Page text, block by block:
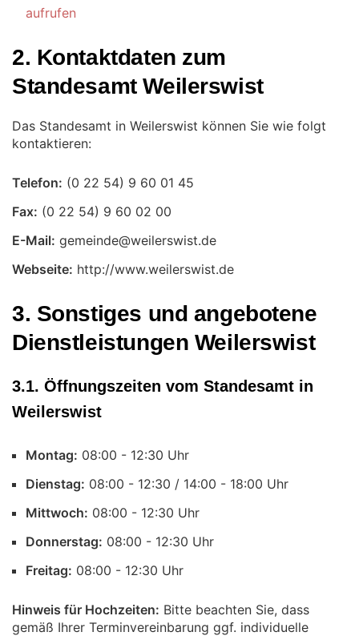
aufrufen
2. Kontaktdaten zum
Standesamt Weilerswist
Das Standesamt in Weilerswist können Sie wie folgt
kontaktieren:
Telefon:
Fax:
E-Mail:
Webseite: http://www.weilerswist.de
3. Sonstiges und angebotene
Dienstleistungen Weilerswist
3.1. Öffnungszeiten vom Standesamt in
Weilerswist
Montag:
Uhr
Dienstag:
Uhr
Mittwoch:
Uhr
Donnerstag:
Uhr
Freitag:
Uhr
Hinweis für Hochzeiten: Bitte beachten Sie, dass
gemäß Ihrer Terminvereinbarung ggf. individuelle